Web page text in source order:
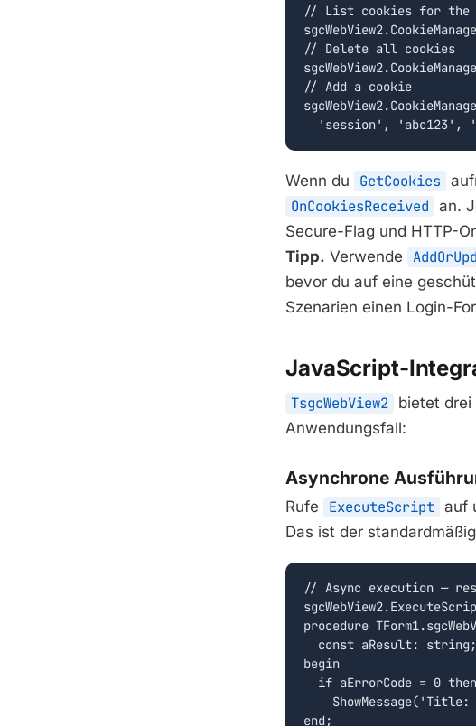
// List cookies for the
// Delete all cookies
// Add a cookie
'session', 'abc123',
Wenn du GetCookies
OnCookiesReceived an.
Secure-Flag und HTTP-
Tipp. Verwende
bevor du auf eine
Szenarien einen Login-
JavaScript-
TsgcWebView2 bietet drei
Anwendungsfall:
Asynchrone
Rufe ExecuteScript auf
Das ist der
// Async execution —
procedure
const aResult:
begin
  if aErrorCode = 0 then
ShowMessage('Title:
end;